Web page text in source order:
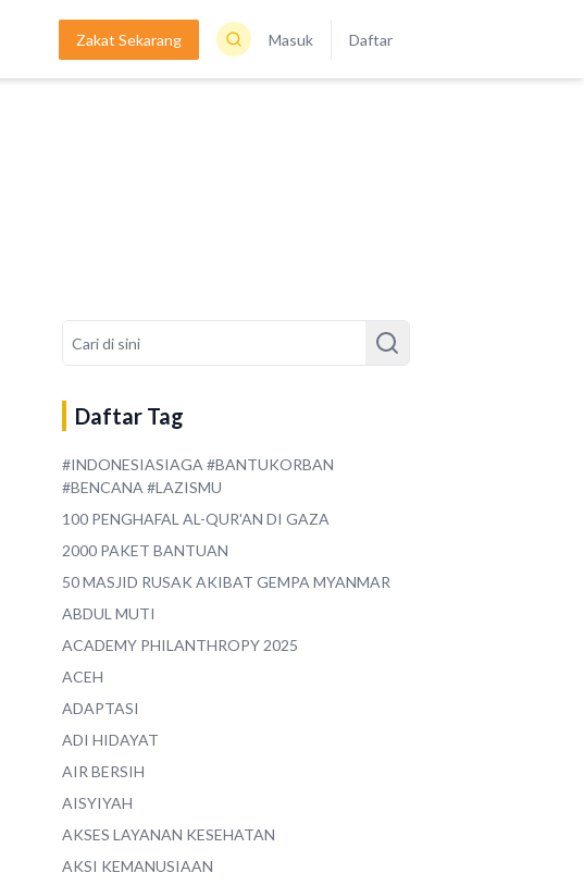
Zakat Sekarang Masuk Daftar
Daftar Tag
#INDONESIASIAGA #BANTUKORBAN
#BENCANA #LAZISMU
100 PENGHAFAL AL-QUR'AN DI GAZA
2000 PAKET BANTUAN
50 MASJID RUSAK AKIBAT GEMPA MYANMAR
ABDUL MUTI
ACADEMY PHILANTHROPY 2025
ACEH
ADAPTASI
ADI HIDAYAT
AIR BERSIH
AISYIYAH
AKSES LAYANAN KESEHATAN
AKSI KEMANUSIAAN